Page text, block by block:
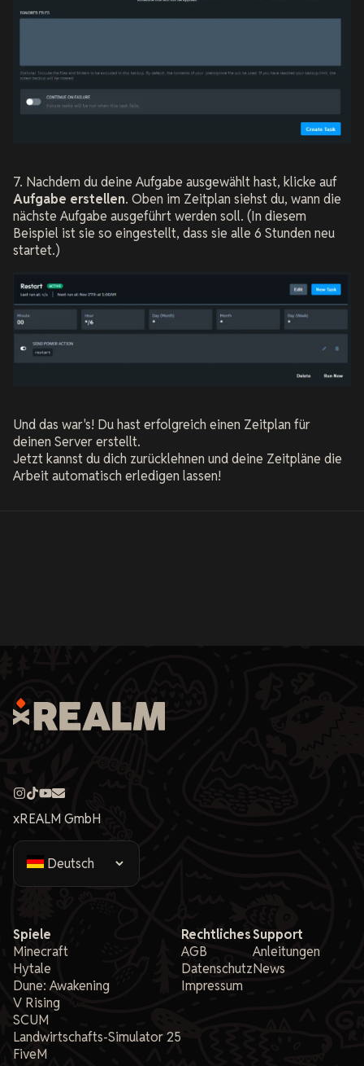
7. Nachdem du deine Aufgabe ausgewählt hast, klicke auf
Aufgabe erstellen. Oben im Zeitplan siehst du, wann die
nächste Aufgabe ausgeführt werden soll. (In diesem
Beispiel ist sie so eingestellt, dass sie alle 6 Stunden neu
startet.)
Und das war's! Du hast erfolgreich einen Zeitplan für
deinen Server erstellt.
Jetzt kannst du dich zurücklehnen und deine Zeitpläne die
Arbeit automatisch erledigen lassen!
xREALM GmbH
Spiele
Minecraft
Hytale
Dune: Awakening
V Rising
SCUM
Landwirtschafts-Simulator 25
FiveM
Rechtliches
AGB
Datenschutz
Impressum
Support
Anleitungen
News